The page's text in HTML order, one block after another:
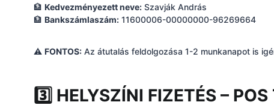
🏦 Kedvezményezett neve: Szavják András
🏦 Bankszámlaszám: 11600006-00000000-96269664
⚠ FONTOS: Az átutalás feldolgozása 1-2 munkanapot is
3️⃣ HELYSZÍNI FIZETÉS –